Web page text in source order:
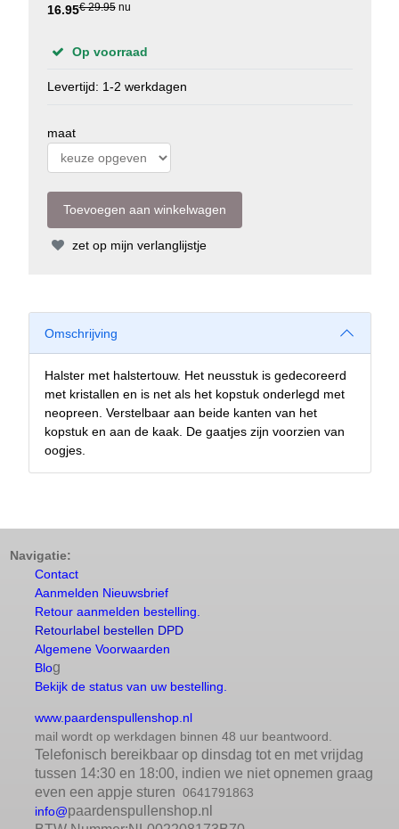
16.95€ 29.95nu
Op voorraad
Levertijd: 1-2 werkdagen
maat
zet op mijn verlanglijstje
Omschrijving
Halster met halstertouw. Het neusstuk is gedecoreerd
met kristallen en is net als het kopstuk onderlegd met
neopreen. Verstelbaar aan beide kanten van het
kopstuk en aan de kaak. De gaatjes zijn voorzien van
oogjes.
Navigatie:
Contact
Aanmelden Nieuwsbrief
Retour aanmelden bestelling.
Retourlabel bestellen DPD
Algemene Voorwaarden
Blog
Bekijk de status van uw bestelling.
www.paardenspullenshop.nl
mail wordt op werkdagen binnen 48 uur beantwoord.
Telefonisch bereikbaar op dinsdag tot en met vrijdag
tussen 14:30 en 18:00, indien we niet opnemen graag
even een appje sturen 0641791863
info@paardenspullenshop.nl